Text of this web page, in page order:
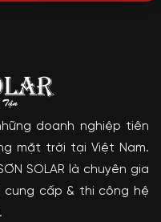
doanh nghiệp tiên
mặt trời tại Việt Nam.
SOLAR là chuyên gia
cung cấp & thi công hệ